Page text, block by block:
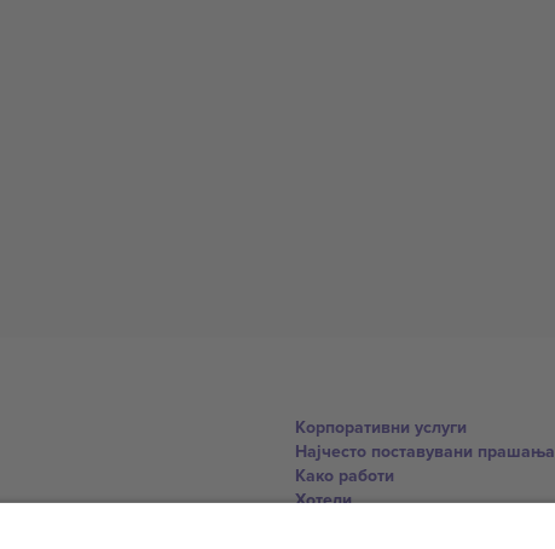
Корпоративни услуги
Најчесто поставувани прашања
Како работи
Хотели